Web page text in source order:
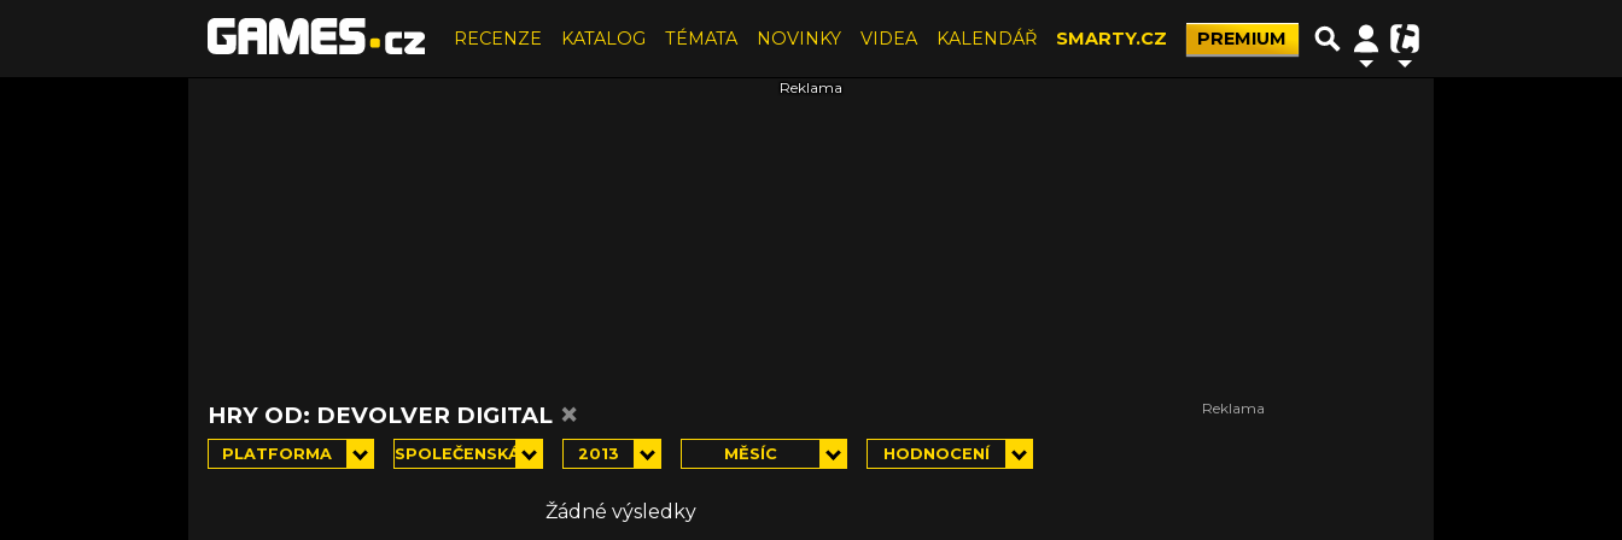
RECENZE KATALOG TÉMATA NOVINKY VIDEA KALENDÁŘ SMARTY.CZ PREMIUM
HRY OD: DEVOLVER DIGITAL ×
PLATFORMA SPOLEČENSKÁ 2013 MĚSÍC HODNOCENÍ
Žádné výsledky